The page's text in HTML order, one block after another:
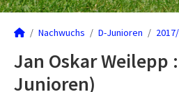
Nachwuchs D-Junioren
Jan Oskar Weilepp
Junioren)